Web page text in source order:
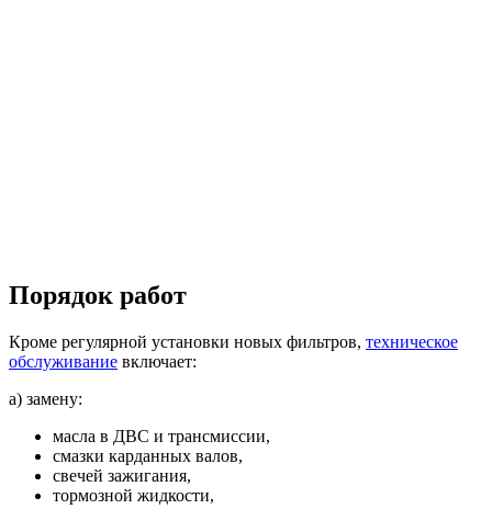
Порядок работ
Кроме регулярной установки новых фильтров, техническое
обслуживание включает:
а) замену:
масла в ДВС и трансмиссии,
смазки карданных валов,
свечей зажигания,
тормозной жидкости,